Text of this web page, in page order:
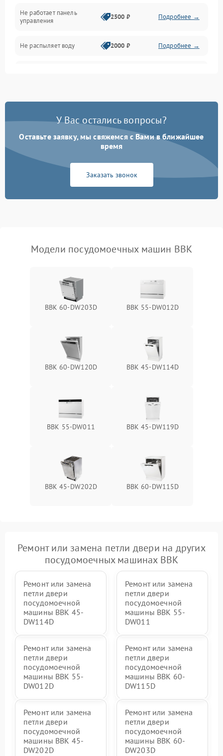
Гигиена
Программное обеспечение
Не работает панель
управления
2500 ₽ Подробнее →
Не распыляет воду 2000 ₽ Подробнее →
Проблемы с набором
Не работает сушилка 2100 ₽ Подробнее →
Сбои в работе таймера 1700 ₽
У Вас остались вопросы?
Оставьте заявку, мы свяжемся с Вами в ближайшее
время
Заказать звонок
Модели посудомоечных машин BBK
BBK 60-DW203D BBK 55-DW012D
BBK 60-DW120D BBK 45-DW114D
BBK 55-DW011 BBK 45-DW119D
BBK 45-DW202D BBK 60-DW115D
Ремонт или замена петли двери на других
посудомоечных машинах BBK
Ремонт или замена
петли двери
посудомоечной
машины BBK 45-
DW114D
Ремонт или замена
петли двери
посудомоечной
машины BBK 55-
DW011
Ремонт или замена
петли двери
посудомоечной
машины BBK 55-
DW012D
Ремонт или замена
петли двери
посудомоечной
машины BBK 60-
DW115D
Ремонт или замена
петли двери
посудомоечной
машины BBK 45-
DW202D
Ремонт или замена
петли двери
посудомоечной
машины BBK 60-
DW203D